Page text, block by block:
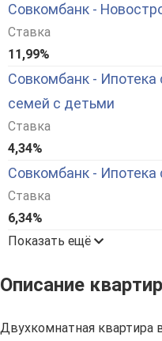
Совкомбанк -
Ставка
11,99%
Совкомбанк -
семей с детьми
Ставка
4,34%
Совкомбанк - Ипотека
Ставка
6,34%
Показать ещё
Описание
Двухкомнатная квартира